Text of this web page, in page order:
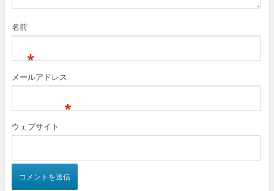
名前
*
メールアドレス
*
ウェブサイト